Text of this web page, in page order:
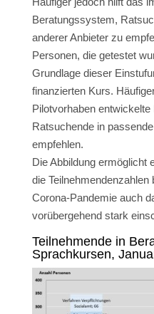
Beratungssystem,
anderer Anbieter zu
Personen, die getestet
Grundlage dieser
finanzierten Kurs.
Pilotvorhaben
Ratsuchende in
empfehlen.
Die Abbildung ermöglicht
die
Corona-Pandemie auch
vorübergehend stark
Teilnehmende in
Sprachkursen,